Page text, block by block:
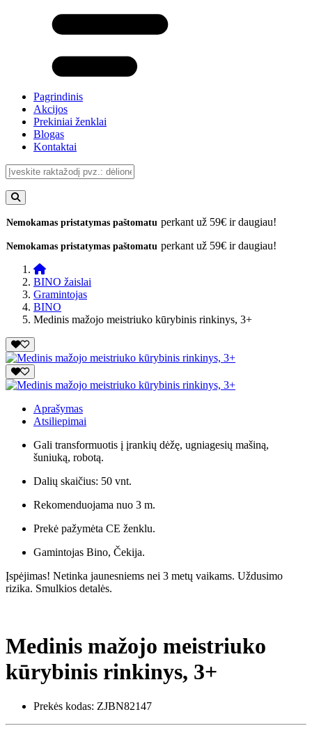
Pagrindinis
Akcijos
Prekiniai ženklai
Blogas
Kontaktai
Nemokamas pristatymas paštomatu perkant už 59€ ir daugiau!
Nemokamas pristatymas paštomatu perkant už 59€ ir daugiau!
BINO žaislai
Gramintojas
BINO
Medinis mažojo meistriuko kūrybinis rinkinys, 3+
Aprašymas
Atsiliepimai
Gali transformuotis į įrankių dėžę, ugniagesių mašiną,
šuniuką, robotą.
Dalių skaičius: 50 vnt.
Rekomenduojama nuo 3 m.
Prekė pažymėta CE ženklu.
Gamintojas Bino, Čekija.
Įspėjimas! Netinka jaunesniems nei 3 metų vaikams. Uždusimo
rizika. Smulkios detalės.
Medinis mažojo meistriuko
kūrybinis rinkinys, 3+
Prekės kodas: ZJBN82147